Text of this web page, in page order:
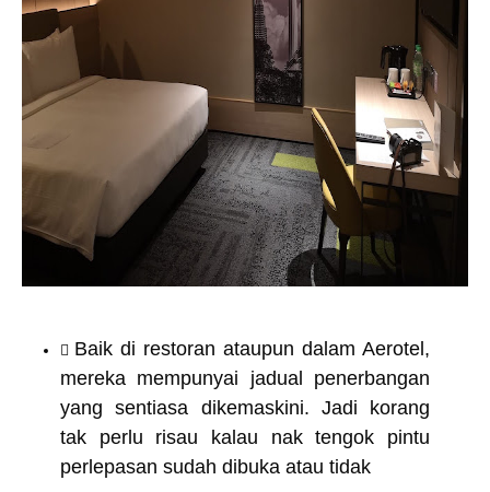
Baik di restoran ataupun dalam Aerotel,
mereka mempunyai jadual penerbangan
yang sentiasa dikemaskini. Jadi korang
tak perlu risau kalau nak tengok pintu
perlepasan sudah dibuka atau tidak